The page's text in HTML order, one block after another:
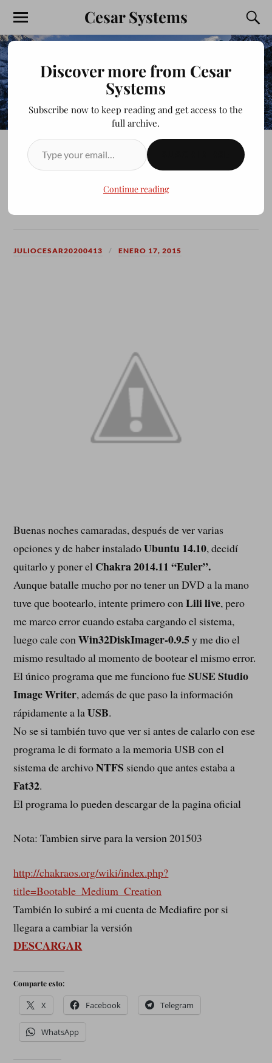
Cesar Systems
Chakra 2014.11 “Euler”
Problemas al bootear desde
JULIOCESAR20200413 ENERO 17, 2015
Buenas noches camaradas, después de ver varias
opciones y de haber instaladoUbuntu 14.10, decidí
quitarlo y poner el Chakra 2014.11 “Euler”.
Aunque batalle mucho por no tener un DVD a la mano
tuve que bootearlo, intente primero conLili live, pero
me marco error cuando estaba cargando el sistema,
luego cale conWin32DiskImager-0.9.5y me dio el
mismo resultado al momento de bootear el mismo error.
El único programa que me funciono fueSUSE Studio
Image Writer, además de que paso la información
rápidamente a laUSB.
No se si también tuvo que ver si antes de calarlo con ese
programa le di formato a la memoria USB con el
sistema de archivoNTFS siendo que antes estaba a
Fat32.
El programa lo pueden descargar de la pagina oficial
Nota: Tambien sirve para la version 201503
http://chakraos.org/wiki/index.php?
title=Bootable_Medium_Creation
También lo subiré a mi cuenta de Mediafire por si
llegara a cambiar la versión
DESCARGAR
Comparte esto:
X Facebook Telegram
WhatsApp
Discover more from Cesar
Systems
Subscribe now to keep reading and get access to the
full archive.
Continue reading